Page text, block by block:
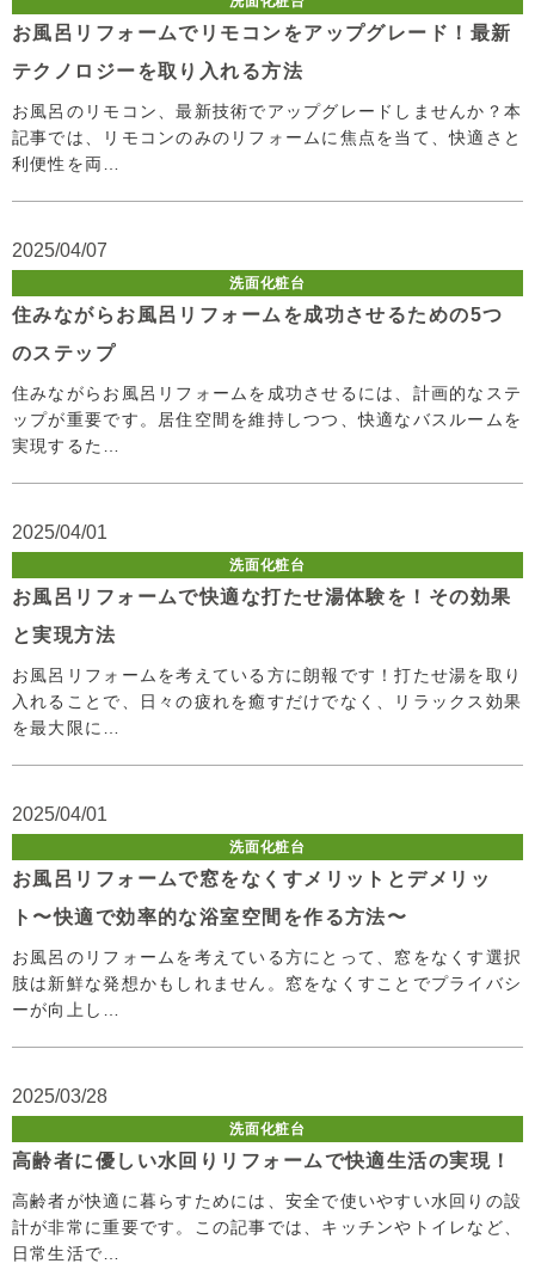
お風呂リフォームでリモコンをアップグレード！最新
テクノロジーを取り入れる方法
お風呂のリモコン、最新技術でアップグレードしませんか？本
記事では、リモコンのみのリフォームに焦点を当て、快適さと
利便性を両…
2025/04/07
洗面化粧台
住みながらお風呂リフォームを成功させるための5つ
のステップ
住みながらお風呂リフォームを成功させるには、計画的なステ
ップが重要です。居住空間を維持しつつ、快適なバスルームを
実現するた…
2025/04/01
洗面化粧台
お風呂リフォームで快適な打たせ湯体験を！その効果
と実現方法
お風呂リフォームを考えている方に朗報です！打たせ湯を取り
入れることで、日々の疲れを癒すだけでなく、リラックス効果
を最大限に…
2025/04/01
洗面化粧台
お風呂リフォームで窓をなくすメリットとデメリッ
ト〜快適で効率的な浴室空間を作る方法〜
お風呂のリフォームを考えている方にとって、窓をなくす選択
肢は新鮮な発想かもしれません。窓をなくすことでプライバシ
ーが向上し…
2025/03/28
洗面化粧台
高齢者に優しい水回りリフォームで快適生活の実現！
高齢者が快適に暮らすためには、安全で使いやすい水回りの設
計が非常に重要です。この記事では、キッチンやトイレなど、
日常生活で…